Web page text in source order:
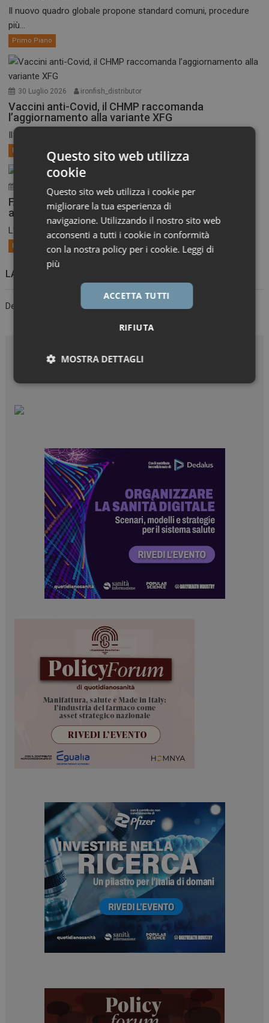
Il nuovo quadro globale propone standard comuni, procedure
più...
Primo Piano
30 Luglio 2026 ironfish_distributor
Vaccini anti-Covid, il CHMP raccomanda
l’aggiornamento alla variante XFG
Il Comitato per i medicinali per uso umano dell’EMA,...
Primo Piano
ironfish_distributor
FAST-EU, AIFA aggiorna l’elenco dei Comitati etici
aderenti
L’Agenzia ha pubblicato l’elenco aggiornato al 27 luglio dei...
Primo Piano
LASCIA UN COMMENTO
Devi essere connesso per inviare un commento.
Questo sito web utilizza
cookie
Questo sito web utilizza i cookie per
migliorare la tua esperienza di
navigazione. Utilizzando il nostro sito web
acconsenti a tutti i cookie in conformità
con la nostra policy per i cookie. Leggi di
più
ACCETTA TUTTI
RIFIUTA
MOSTRA DETTAGLI
Necessari Marketing
Necessari Marketing
I cookie necessari contribuiscono a rendere fruibile il
sito web abilitandone funzionalità di base quali la
navigazione sulle pagine e l'accesso alle aree
protette del sito. Il sito web non è in grado di
funzionare correttamente senza questi cookie.
NOME
FORNITORE / DOMINIO
_ga
Google LLC
ARRAffinitySameSite
Microsoft Corporation
.www.dailyhealthindustry.it